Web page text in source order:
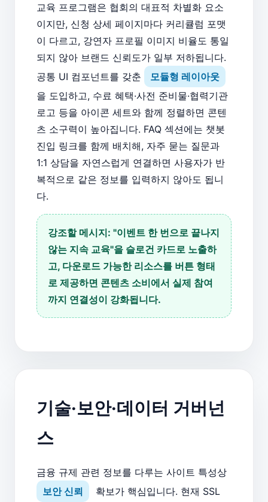
교육 프로그램은 협회의 대표적 차별화 요소
이지만, 신청 상세 페이지마다 커리큘럼 포맷
이 다르고, 강연자 프로필 이미지 비율도 통일
되지 않아 브랜드 신뢰도가 일부 저하됩니다.
공통 UI 컴포넌트를 갖춘
모듈형 레이아웃
을 도입하고, 수료 혜택·사전 준비물·협력기관
로고 등을 아이콘 세트와 함께 정렬하면 콘텐
츠 소구력이 높아집니다. FAQ 섹션에는 챗봇
진입 링크를 함께 배치해, 자주 묻는 질문과
1:1 상담을 자연스럽게 연결하면 사용자가 반
복적으로 같은 정보를 입력하지 않아도 됩니
다.
강조할 메시지: "이벤트 한 번으로 끝나지
않는 지속 교육"을 슬로건 카드로 노출하
고, 다운로드 가능한 리소스를 버튼 형태
로 제공하면 콘텐츠 소비에서 실제 참여
까지 연결성이 강화됩니다.
기술·보안·데이터 거버넌
스
금융 규제 관련 정보를 다루는 사이트 특성상
보안 신뢰
확보가 핵심입니다. 현재 SSL